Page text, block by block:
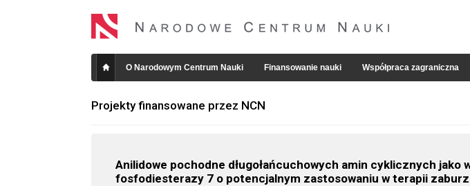
O Narodowym Centrum Nauki Finansowanie nauki Współpraca zagraniczna
Projekty finansowane przez NCN
Anilidowe pochodne długołańcuchowych amin cyklicznych
fosfodiesterazy 7 o potencjalnym zastosowaniu w terapii